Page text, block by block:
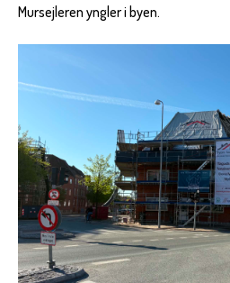
Mursejleren yngler i byen.